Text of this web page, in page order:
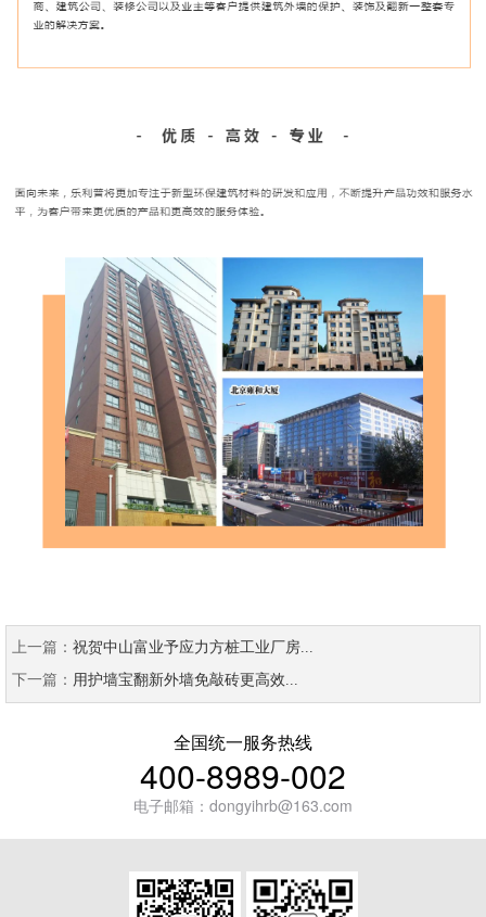
上一篇： 祝贺中山富业予应力方桩工业厂房...
下一篇： 用护墙宝翻新外墙免敲砖更高效...
全国统一服务热线
400-8989-002
电子邮箱：dongyihrb@163.com